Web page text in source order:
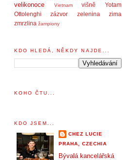
velikonoce Vietnam višně
Yotam
Ottolenghi
zázvor zelenina
zima
zmrzlina žampiony
KDO HLEDÁ, NĚKDY NAJDE...
KOHO ČTU...
KDO JSEM...
CHEZ LUCIE
PRAHA, CZECHIA
Bývalá kancelářská